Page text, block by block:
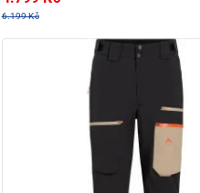
6.199 Kč